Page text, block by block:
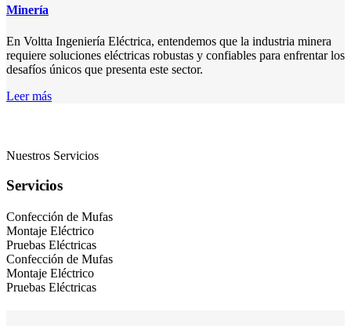
Minería
En Voltta Ingeniería Eléctrica, entendemos que la industria minera
requiere soluciones eléctricas robustas y confiables para enfrentar los
desafíos únicos que presenta este sector.
Leer más
Nuestros Servicios
Servicios
Confección de Mufas
Montaje Eléctrico
Pruebas Eléctricas
Confección de Mufas
Montaje Eléctrico
Pruebas Eléctricas